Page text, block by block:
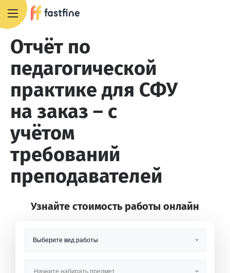
Отчёт по
педагогической
практике для СФУ
на заказ – с
учётом
требований
преподавателей
Узнайте стоимость работы онлайн